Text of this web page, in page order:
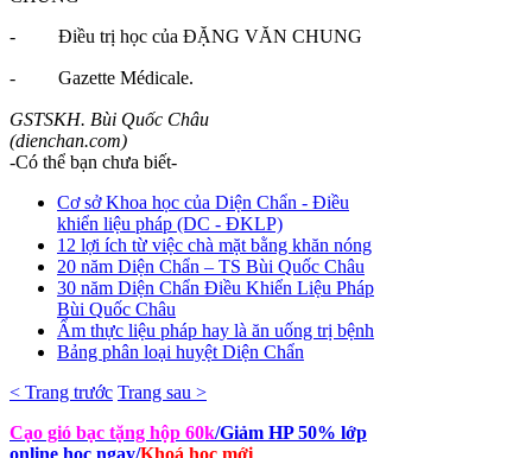
- Điều trị học của ĐẶNG VĂN CHUNG
- Gazette Médicale.
GSTSKH. Bùi Quốc Châu
(dienchan.com)
-Có thể bạn chưa biết-
Cơ sở Khoa học của Diện Chẩn - Điều
khiển liệu pháp (DC - ĐKLP)
12 lợi ích từ việc chà mặt bằng khăn nóng
20 năm Diện Chẩn – TS Bùi Quốc Châu
30 năm Diện Chẩn Điều Khiển Liệu Pháp
Bùi Quốc Châu
Ẩm thực liệu pháp hay là ăn uống trị bệnh
Bảng phân loại huyệt Diện Chẩn
< Trang trước Trang sau >
Cạo gió bạc tặng hộp 60k/Giảm HP 50% lớp